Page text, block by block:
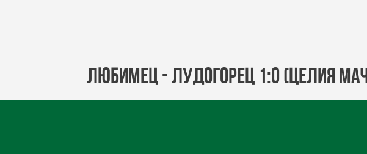
Любимец - Лудогорец 1:0 (ЦЕЛИЯ